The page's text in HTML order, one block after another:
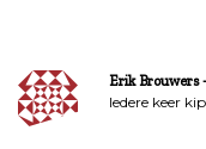
Erik Brouwers
Iedere keer